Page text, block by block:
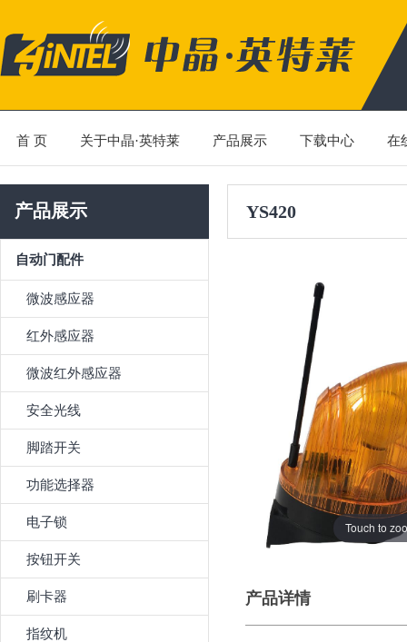
首 页 关于中晶·英特莱 产品展示 下载中心 在
产品展示
自动门配件
微波感应器
红外感应器
微波红外感应器
安全光线
脚踏开关
功能选择器
电子锁
按钮开关
刷卡器
指纹机
YS420
Touch to
产品详情